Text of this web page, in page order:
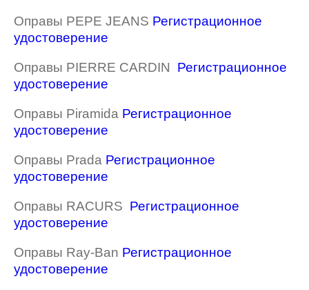
Оправы PEPE JEANS Регистрационное
удостоверение
Оправы PIERRE CARDIN Регистрационное
удостоверение
Оправы Piramida Регистрационное
удостоверение
Оправы Prada Регистрационное
удостоверение
Оправы RACURS Регистрационное
удостоверение
Оправы Ray-Ban Регистрационное
удостоверение